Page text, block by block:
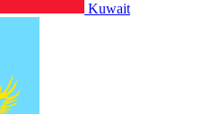
Kuwait